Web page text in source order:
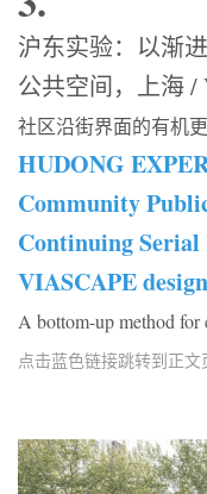
沪东实验：以渐
公共空间，上海
社区沿街界面的有机
HUDONG
Community
Continuing Serial
VIASCAPE design
A bottom-up method for
点击蓝色链接跳转到正文